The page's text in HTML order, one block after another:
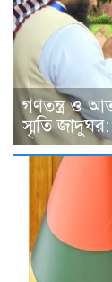
গণতন্ত্র ও
স্মৃতি জাদুঘর: